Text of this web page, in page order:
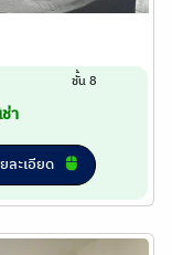
ชั้น 8
า
ละเอียด